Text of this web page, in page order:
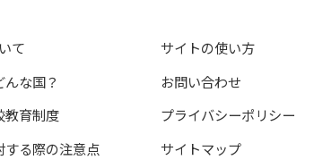
て
な国？
教育制度
する際の注意点
サイトの使い方
お問い合わせ
プライバシーポリシー
サイトマップ